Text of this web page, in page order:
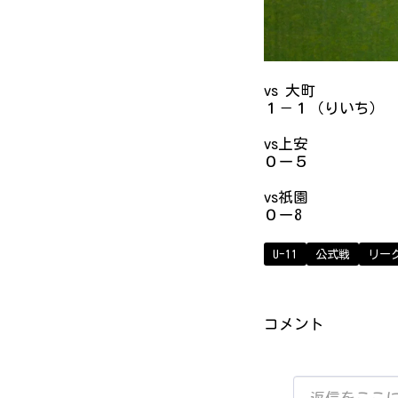
vs 大町
１－１（りいち）
vs上安
０ー５
vs祇園
０ー8
U-11 公式戦 リー
コメント